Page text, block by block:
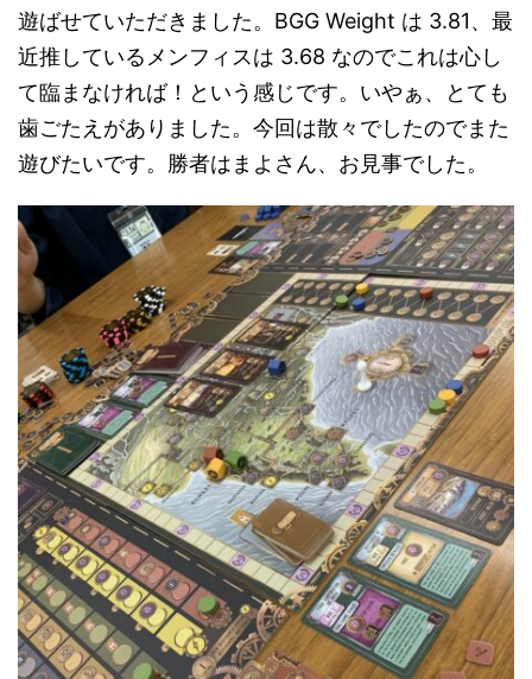
遊ばせていただきました。BGG Weight は 3.81、最
近推しているメンフィスは 3.68 なのでこれは心し
て臨まなければ！という感じです。いやぁ、とても
歯ごたえがありました。今回は散々でしたのでまた
遊びたいです。勝者はまよさん、お見事でした。